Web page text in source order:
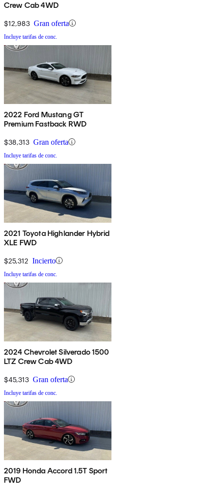
Crew Cab 4WD
$12,983 Gran oferta
Incluye tarifas de conc.
2022 Ford Mustang GT
Premium Fastback RWD
$38,313 Gran oferta
Incluye tarifas de conc.
2021 Toyota Highlander Hybrid
XLE FWD
$25,312 Incierto
Incluye tarifas de conc.
2024 Chevrolet Silverado 1500
LTZ Crew Cab 4WD
$45,313 Gran oferta
Incluye tarifas de conc.
2019 Honda Accord 1.5T Sport
FWD